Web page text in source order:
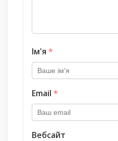
Ім'я *
Email *
Вебсайт